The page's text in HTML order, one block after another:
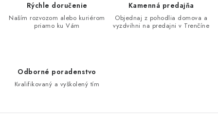
a
Rýchle doručenie
Naším rozvozom alebo kuriérom
priamo ku Vám
Kamenná predajňa
Objednaj z pohodlia domova a
vyzdvihni na predajni v Trenčíne
Odborné poradenstvo
Kvalifikovaný a vyškolený tím